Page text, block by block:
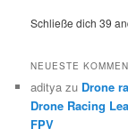
Schließe dich 39
NEUESTE
aditya zu Drone
Drone Racing
FPV